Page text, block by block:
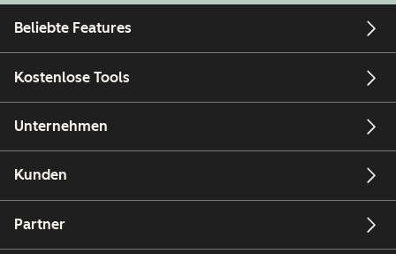
Beliebte Features
Kostenlose Tools
Unternehmen
Kunden
Partner